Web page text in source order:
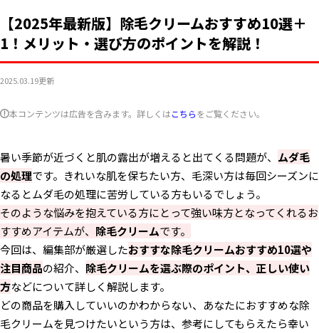
【2025年最新版】除毛クリームおすすめ10選＋
1！メリット・選び方のポイントを解説！
2025.03.19更新
本コンテンツは広告を含みます。詳しくはこちらをご覧ください。
暑い季節が近づくと肌の露出が増えると出てくる問題が、 ムダ毛
の処理です。きれいな肌を保ちたい方、毛深い方は毎回シーズンに
なるとムダ毛の処理に苦労している方もいるでしょう。
そのような悩みを抱えている方にとって強い味方となってくれるお
すすめアイテムが、 除毛クリームです。
今回は、編集部が厳選したおすすな除毛クリームおすすめ10選や
注目商品の紹介、 除毛クリームを選ぶ際のポイント、正しい使い
方などについて詳しく解説します。
どの商品を購入していいのかわからない、あなたにおすすめな除
毛クリームを見つけたいという方は、参考にしてもらえたら幸い